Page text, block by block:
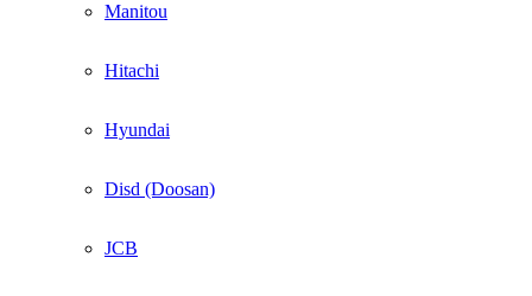
Manitou
Hitachi
Hyundai
Disd (Doosan)
JCB